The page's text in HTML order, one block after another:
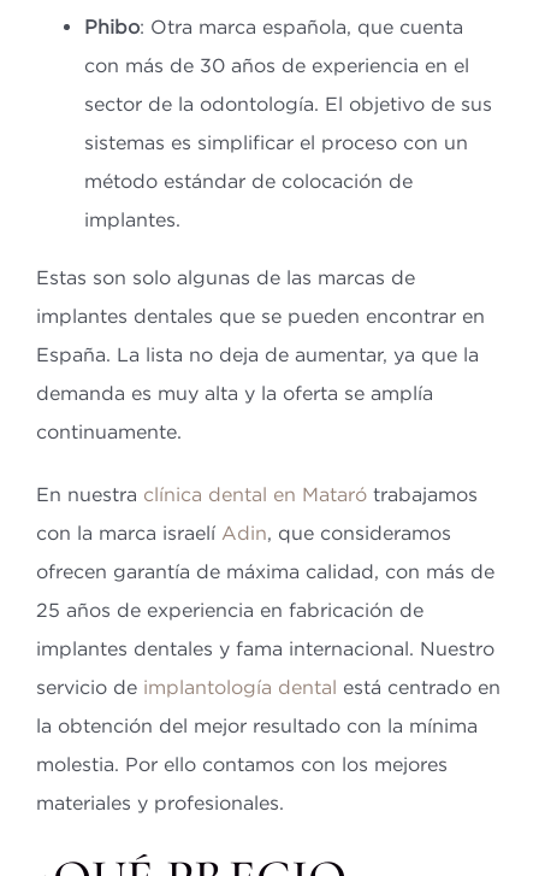
Phibo: Otra marca española, que cuenta
con más de 30 años de experiencia en el
sector de la odontología. El objetivo de sus
sistemas es simplificar el proceso con un
método estándar de colocación de
implantes.
Estas son solo algunas de las marcas de
implantes dentales que se pueden encontrar en
España. La lista no deja de aumentar, ya que la
demanda es muy alta y la oferta se amplía
continuamente.
En nuestra clínica dental en Matarótrabajamos
con la marca israelí Adin, que consideramos
ofrecen garantía de máxima calidad, con más de
25 años de experiencia en fabricación de
implantes dentales y fama internacional. Nuestro
servicio de implantología dental está centrado en
la obtención del mejor resultado con la mínima
molestia. Por ello contamos con los mejores
materiales y profesionales.